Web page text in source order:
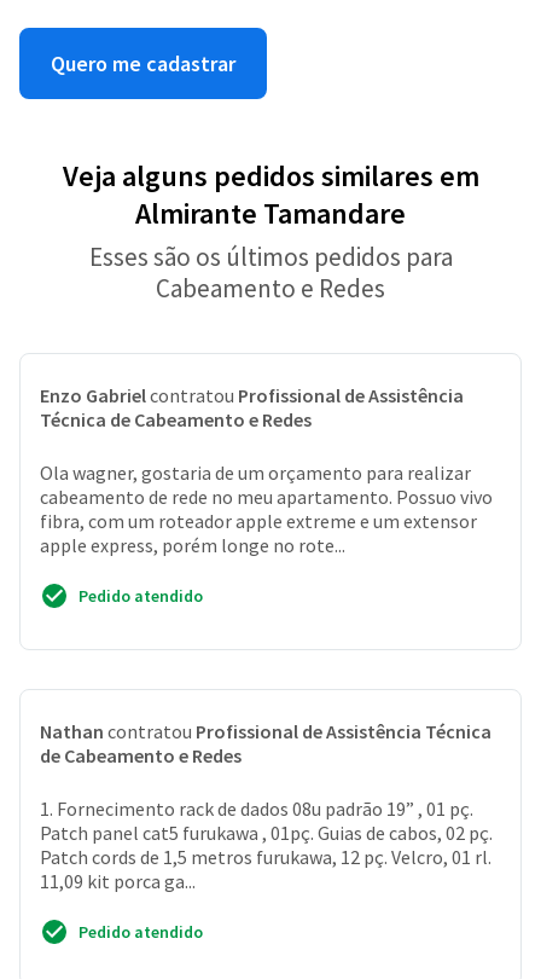
Quero me cadastrar
Veja alguns pedidos similares em
Almirante Tamandare
Esses são os últimos pedidos para
Cabeamento e Redes
Enzo Gabrielcontratou Profissional de Assistência
Técnica de Cabeamento e Redes
Ola wagner, gostaria de um orçamento para realizar
cabeamento de rede no meu apartamento. Possuo vivo
fibra, com um roteador apple extreme e um extensor
apple express, porém longe no rote...
Pedido atendido
Nathan contratou Profissional de Assistência Técnica
de Cabeamento e Redes
1. Fornecimento rack de dados 08u padrão 19” , 01 pç.
Patch panel cat5 furukawa , 01pç. Guias de cabos, 02 pç.
Patch cords de 1,5 metros furukawa, 12 pç. Velcro, 01 rl.
11,09 kit porca ga...
Pedido atendido